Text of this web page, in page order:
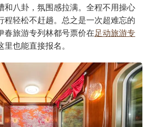
和八卦，氛围感拉满。全程不用操心
程轻松不赶趟。总之是一次超难忘的
春旅游专列林都号票价在足动旅游专
也能直接报名。